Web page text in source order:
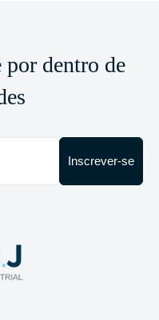
por dentro de
Inscrever-se